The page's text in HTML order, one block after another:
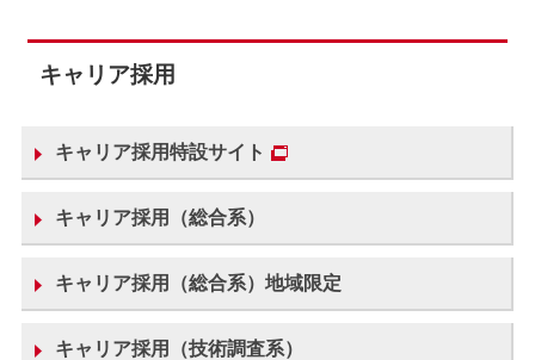
キャリア採用
キャリア採用特設サイト
キャリア採用（総合系）
キャリア採用（総合系）地域限定
キャリア採用（技術調査系）